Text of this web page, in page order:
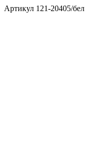
Артикул 121-20405/бел